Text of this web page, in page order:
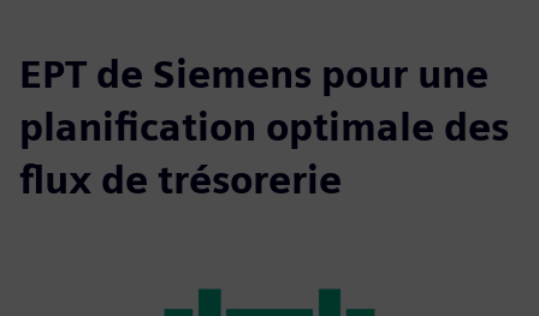
EPT de Siemens pour une
planification optimale des
flux de trésorerie